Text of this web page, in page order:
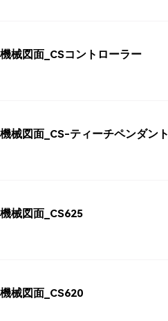
機械図面_CSコントローラー
機械図面_CS-ティーチペンダント
機械図面_CS625
機械図面_CS620